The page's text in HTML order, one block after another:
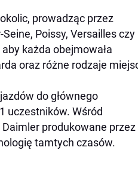
prowadząc przez
Poissy, Versailles czy
każda obejmowała
oraz różne rodzaje
do głównego
uczestników. Wśród
produkowane przez
tamtych czasów.